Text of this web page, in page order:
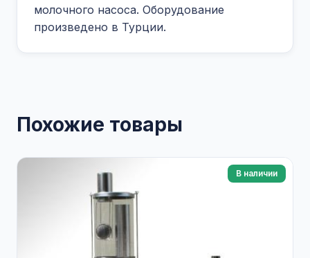
молочного насоса. Оборудование
произведено в Турции.
Похожие товары
В наличии